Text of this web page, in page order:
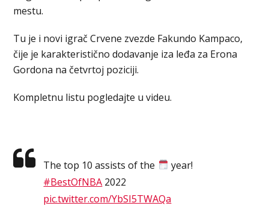
mestu.
Tu je i novi igrač Crvene zvezde Fakundo Kampaco,
čije je karakteristično dodavanje iza leđa za Erona
Gordona na četvrtoj poziciji.
Kompletnu listu pogledajte u videu.
The top 10 assists of the
year!
#BestOfNBA 2022
pic.twitter.com/YbSI5TWAQa